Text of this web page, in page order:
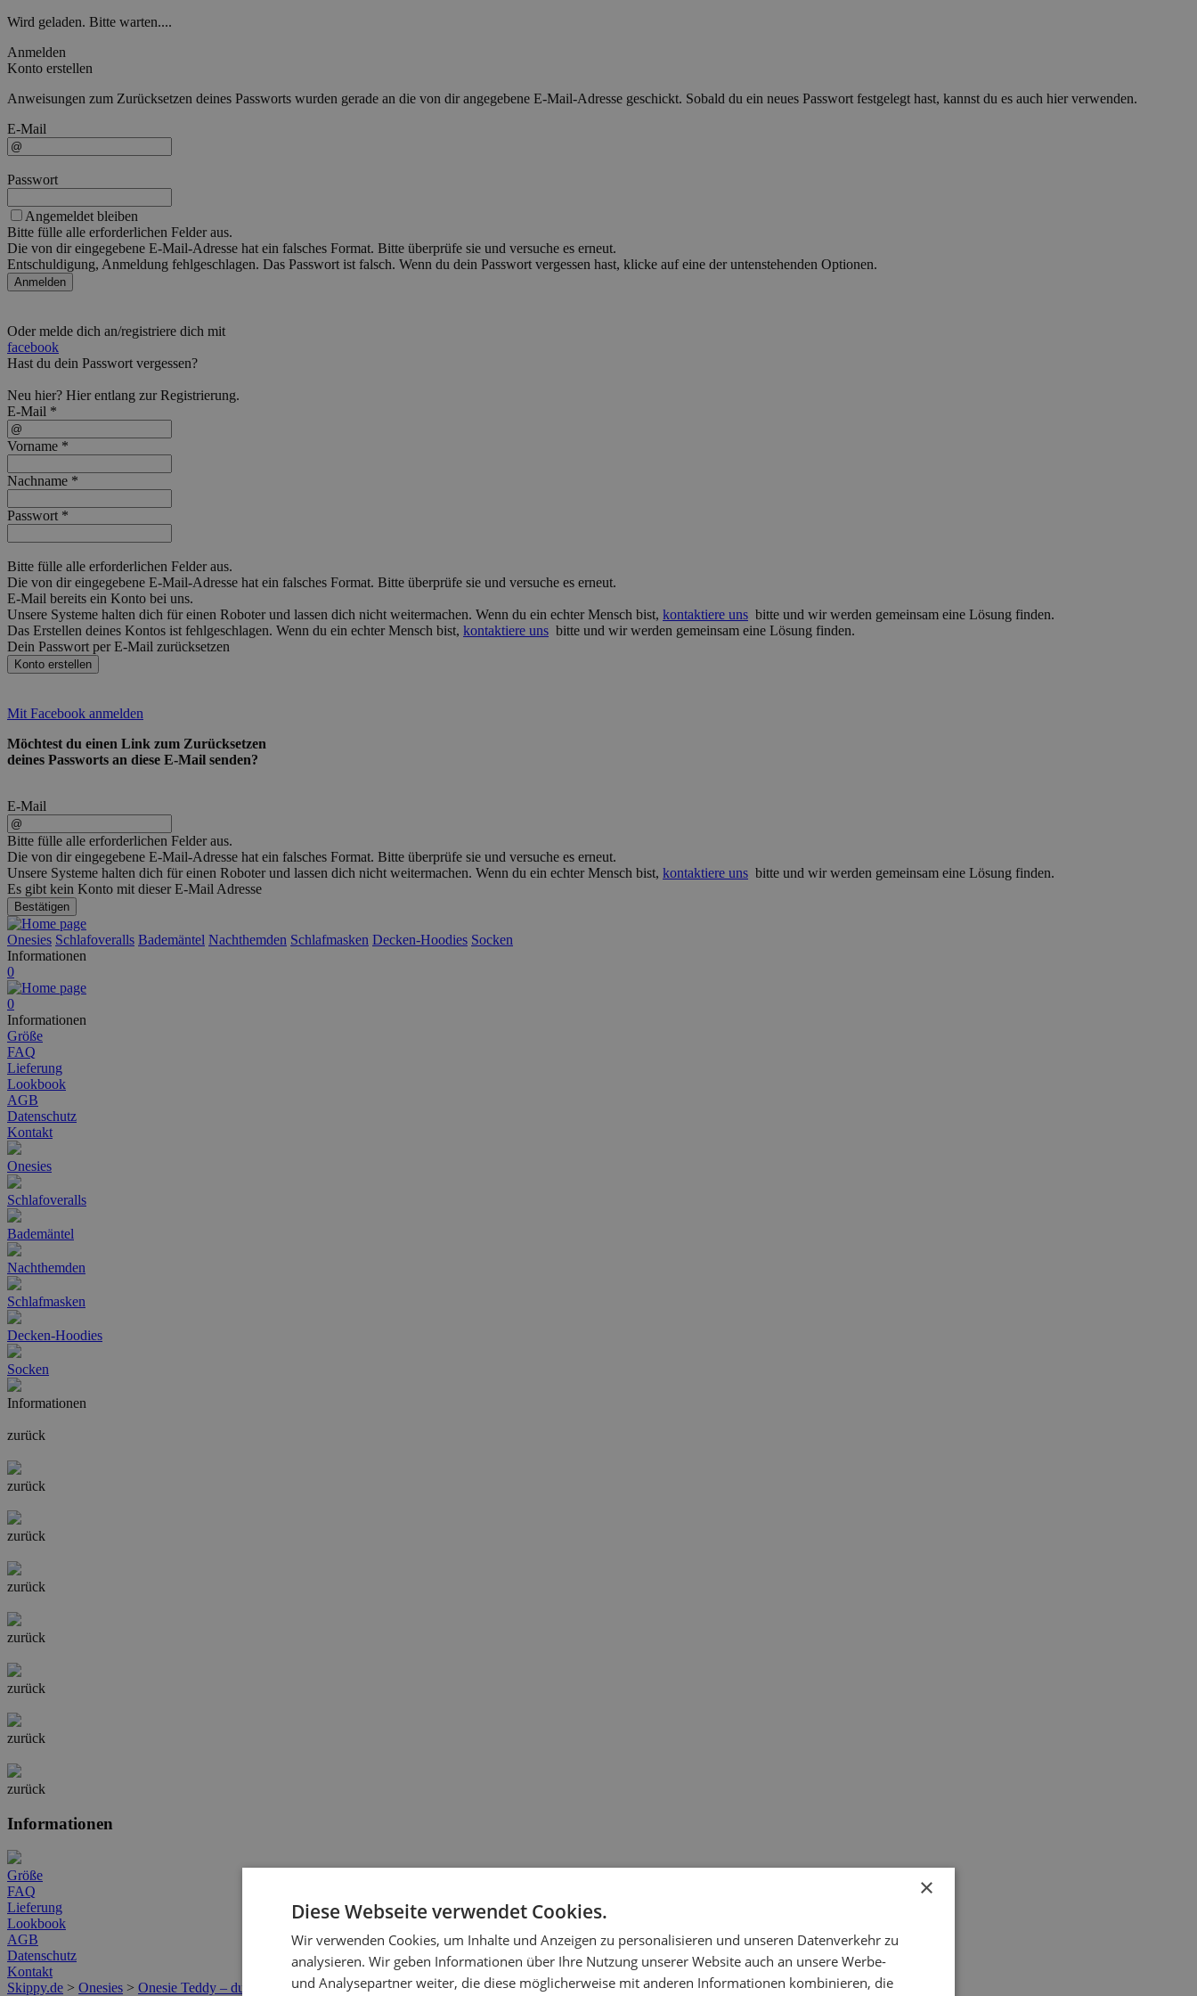
Wird geladen. Bitte warten....
Anmelden
Konto erstellen
Anweisungen zum Zurücksetzen deines Passworts wurden gerade an die von dir angegebene E-Mail-Adresse geschickt. Sobald du ein neues Passwort festgelegt hast, kannst du es auch hier verwenden.
E-Mail
Passwort
Angemeldet bleiben
Bitte fülle alle erforderlichen Felder aus.
Die von dir eingegebene E-Mail-Adresse hat ein falsches Format. Bitte überprüfe sie und versuche es erneut.
Entschuldigung, Anmeldung fehlgeschlagen. Das Passwort ist falsch. Wenn du dein Passwort vergessen hast, klicke auf eine der untenstehenden Optionen.
Anmelden
Oder melde dich an/registriere dich mit
facebook
Hast du dein Passwort vergessen?
Neu hier? Hierentlang zur Registrierung.
E-Mail *
Vorname *
Nachname *
Passwort *
Bitte fülle alle erforderlichen Felder aus.
Die von dir eingegebene E-Mail-Adresse hat ein falsches Format. Bitte überprüfe sie und versuche es erneut.
E-Mail bereits ein Konto bei uns.
Unsere Systeme halten dich für einen Roboter und lassen dich nicht weitermachen. Wenn du ein echter Mensch bist, kontaktiere uns bitte und wir werden gemeinsam eine Lösung finden.
Das Erstellen deines Kontos ist fehlgeschlagen. Wenn du ein echter Mensch bist, kontaktiere uns bitte und wir werden gemeinsam eine Lösung finden.
Dein Passwort per E-Mail zurücksetzen
Konto erstellen
Mit Facebook anmelden
Möchtest du einen Link zum Zurücksetzen
deines Passworts an diese E-Mail senden?
E-Mail
Bitte fülle alle erforderlichen Felder aus.
Die von dir eingegebene E-Mail-Adresse hat ein falsches Format. Bitte überprüfe sie und versuche es erneut.
Unsere Systeme halten dich für einen Roboter und lassen dich nicht weitermachen. Wenn du ein echter Mensch bist, kontaktiere uns bitte und wir werden gemeinsam eine Lösung finden.
Es gibt kein Konto mit dieser E-Mail Adresse
Bestätigen
Onesies Schlafoveralls Bademäntel Nachthemden Schlafmasken Decken-Hoodies Socken
Informationen
0
0
Informationen
Größe
FAQ
Lieferung
Lookbook
AGB
Datenschutz
Kontakt
Onesies
Schlafoveralls
Bademäntel
Nachthemden
Schlafmasken
Decken-Hoodies
Socken
Informationen
zurück
zurück
zurück
zurück
zurück
zurück
zurück
zurück
Informationen
Größe
FAQ
Lieferung
Lookbook
AGB
Datenschutz
Kontakt
Skippy.de > Onesies > Onesie Teddy – dusty lilac
×
Diese Webseite verwendet Cookies.
Wir verwenden Cookies, um Inhalte und Anzeigen zu personalisieren und unseren Datenverkehr zu
analysieren. Wir geben Informationen über Ihre Nutzung unserer Website auch an unsere Werbe-
und Analysepartner weiter, die diese möglicherweise mit anderen Informationen kombinieren, die